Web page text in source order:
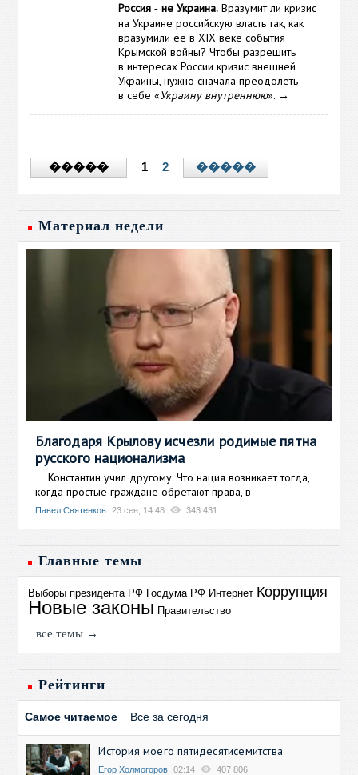
Россия - не Украина. Вразумит ли кризис
на Украине российскую власть так, как
вразумили ее в XIX веке события
Крымской войны? Чтобы разрешить
в интересах России кризис внешней
Украины, нужно сначала преодолеть
в себе «Украину внутреннюю». →
����� 1 2 �����
Материал недели
Благодаря Крылову исчезли родимые пятна
русского национализма
Константин учил другому. Что нация возникает тогда,
когда простые граждане обретают права, в
Павел Святенков 23 сен, 14:48 343 431
Главные темы
Выборы президента РФ Госдума РФ Интернет Коррупция
Новые законы Правительство
все темы →
Рейтинги
Самое читаемое Все за сегодня
История моего пятидесятисемитства
Егор Холмогоров 02:14 407 806